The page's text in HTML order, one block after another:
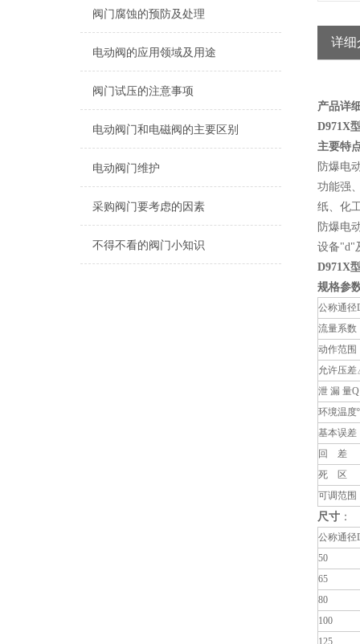
阀门腐蚀的预防及处理
电动阀的应用领域及用途
阀门试压的注意事项
电动阀门和电磁阀的主要区别
电动阀门维护
采购阀门要考虑的因素
不得不看的阀门小知识
详细
产品详
D971X
主要特
防爆电
功能强
纸、化
防爆电
设备"d"
D971X
规格参
公称通径
流量系数
动作范围
允许压
泄 漏 量Q
环境温度
基本误差
回 差
死 区
可调范围
尺寸 ：
公称通径
50
65
80
100
125